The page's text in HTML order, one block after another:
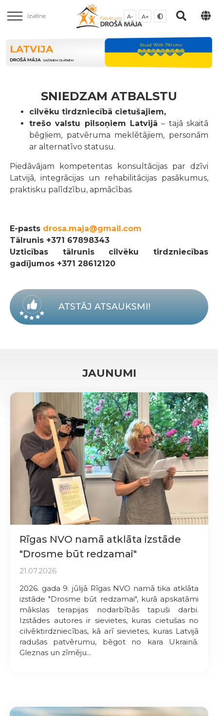
Izvēlne A- A+
LATVIJA
DROŠĀ MĀJA DAŽĀDIEM CILVĒKIEM
SNIEDZAM ATBALSTU
cilvēku tirdzniecībā cietušajiem,
trešo valstu pilsoņiem Latvijā – tajā skaitā
bēgļiem, patvēruma meklētājiem, personām
ar alternatīvo statusu.
Piedāvājam kompetentas konsultācijas par dzīvi
Latvijā, integrācijas un rehabilitācijas pasākumus,
praktisku palīdzību, apmācības.
E-pasts drosa.maja@gmail.com
Tālrunis +371 67898343
Uzticības tālrunis cilvēku tirdzniecības
gadījumos +371 28612120
ATSTĀJ ATSAUKSMI!
JAUNUMI
Rīgas NVO namā atklāta izstāde
"Drosme būt redzamai"
21.07.2026
2026. gada 9. jūlijā Rīgas NVO namā tika atklāta
izstāde "Drosme būt redzamai", kurā apskatāmi
mākslas terapijas nodarbībās tapuši darbi.
Izstādes autores ir sievietes, kuras cietušas no
cilvēktirdzniecības, kā arī sievietes, kuras Latvijā
radušas patvērumu, bēgot no kara Ukrainā.
Gleznas un zīmēju...